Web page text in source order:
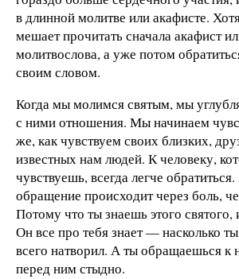
в длинной молитве или акафисте.
мешает прочитать сначала акафист
молитвослова, а уже потом
своим словом.
Когда мы молимся святым, мы
с ними отношения. Мы начинаем
же, как чувствуем своих близких,
известных нам людей. К человеку,
чувствуешь, всегда легче
обращение происходит через боль,
Потому что ты знаешь этого святого,
Он все про тебя знает — насколько
всего натворил. А ты обращаешься
перед ним стыдно.